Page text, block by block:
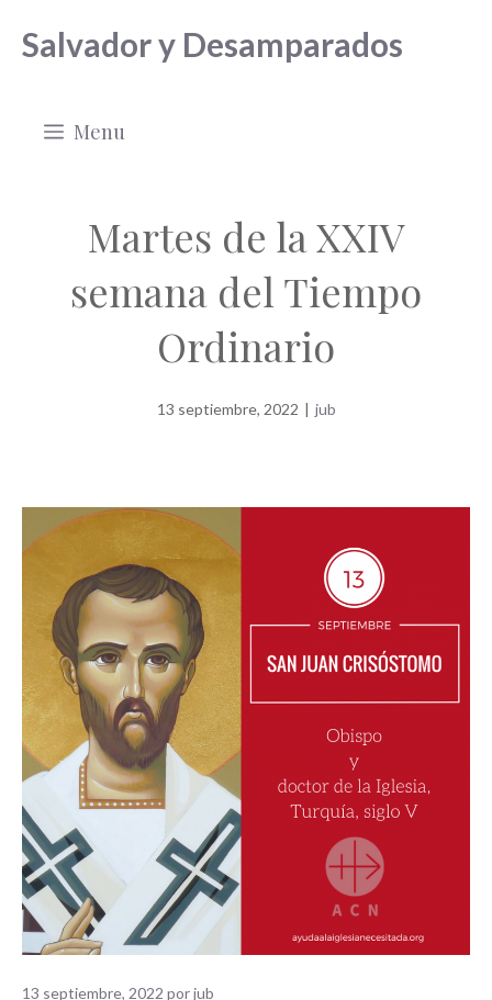
Salvador y Desamparados
Menu
Martes de la XXIV
semana del Tiempo
Ordinario
13 septiembre, 2022 | jub
13 septiembre, 2022 porjub